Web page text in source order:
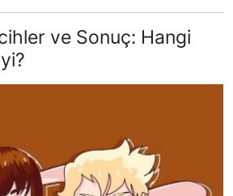
ve Sonuç: Hangi